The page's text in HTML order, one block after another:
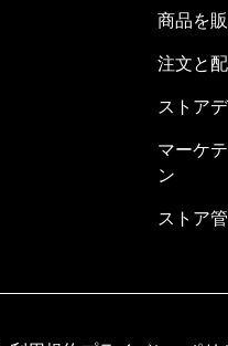
商品を
注文と
ストア
マーケ
ン
ストア